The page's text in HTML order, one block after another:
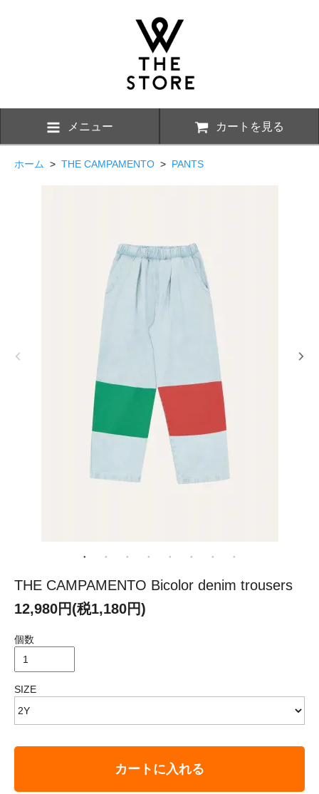
メニュー カートを見る
ホーム > THE CAMPAMENTO > PANTS
THE CAMPAMENTO Bicolor denim trousers
12,980円(税1,180円)
個数
SIZE
カートに入れる